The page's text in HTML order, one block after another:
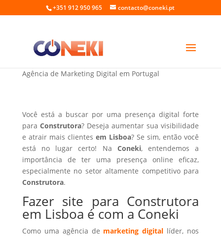
+351 912 950 965 contacto@coneki.pt
Fazer site para Construtora em Lisboa
Agência de Marketing Digital em Portugal
Você está a buscar por uma presença digital forte
para Construtora? Deseja aumentar sua visibilidade
e atrair mais clientes em Lisboa? Se sim, então você
está no lugar certo! Na Coneki, entendemos a
importância de ter uma presença online eficaz,
especialmente no setor altamente competitivo para
Construtora.
Fazer site para Construtora
em Lisboa é com a Coneki
Como uma agência de marketing digital líder, nos